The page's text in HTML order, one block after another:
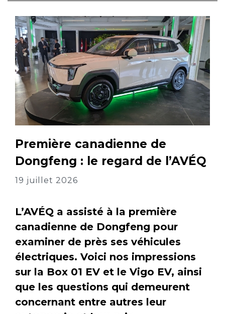
Première canadienne de
Dongfeng : le regard de l’AVÉQ
19 juillet 2026
L’AVÉQ a assisté à la première
canadienne de Dongfeng pour
examiner de près ses véhicules
électriques. Voici nos impressions
sur la Box 01 EV et le Vigo EV, ainsi
que les questions qui demeurent
concernant entre autres leur